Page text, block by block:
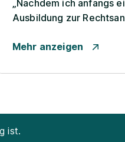
„Nachdem ich anfangs
Ausbildung zur
wirklich die r...
Mehr anzeigen
ist.